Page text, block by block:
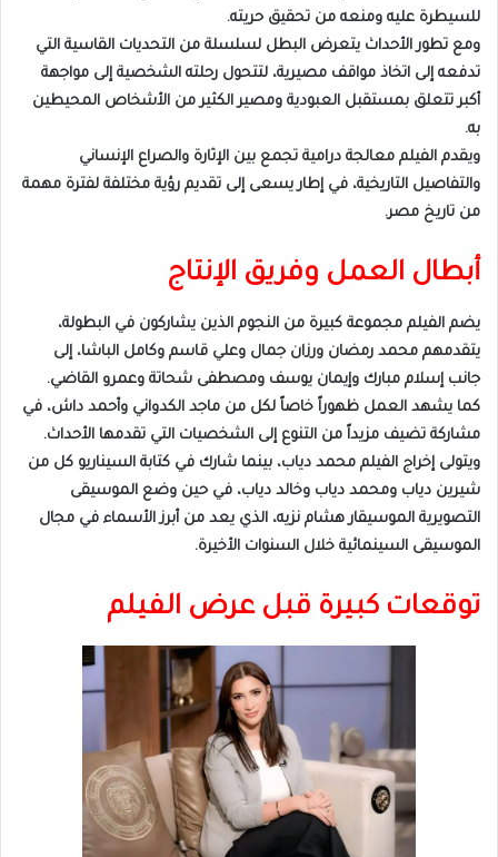
للسيطرة عليه ومنعه من تحقيق حريته.
ومع تطور الأحداث يتعرض البطل لسلسلة من التحديات القاسية التي
تدفعه إلى اتخاذ مواقف مصيرية، لتتحول رحلته الشخصية إلى مواجهة
أكبر تتعلق بمستقبل العبودية ومصير الكثير من الأشخاص المحيطين
به.
ويقدم الفيلم معالجة درامية تجمع بين الإثارة والصراع الإنساني
والتفاصيل التاريخية، في إطار يسعى إلى تقديم رؤية مختلفة لفترة مهمة
من تاريخ مصر.
أبطال العمل وفريق الإنتاج
يضم الفيلم مجموعة كبيرة من النجوم الذين يشاركون في البطولة،
يتقدمهم محمد رمضان ورزان جمال وعلي قاسم وكامل الباشا، إلى
جانب إسلام مبارك وإيمان يوسف ومصطفى شحاتة وعمرو القاضي.
كما يشهد العمل ظهوراً خاصاً لكل من ماجد الكدواني وأحمد داش، في
مشاركة تضيف مزيداً من التنوع إلى الشخصيات التي تقدمها الأحداث.
ويتولى إخراج الفيلم محمد دياب، بينما شارك في كتابة السيناريو كل من
شيرين دياب ومحمد دياب وخالد دياب، في حين وضع الموسيقى
التصويرية الموسيقار هشام نزيه، الذي يعد من أبرز الأسماء في مجال
الموسيقى السينمائية خلال السنوات الأخيرة.
توقعات كبيرة قبل عرض الفيلم